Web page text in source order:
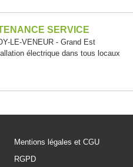
SERVICE
LE-VENEUR - Grand Est
électrique dans tous locaux
Mentions légales et CGU
RGPD